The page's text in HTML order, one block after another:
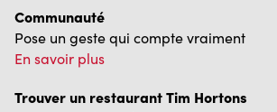
Communauté
Pose un geste qui compte vraiment
En savoir plus
Trouver un restaurant Tim Hortons